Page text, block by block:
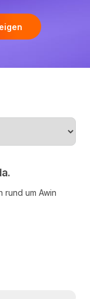
rund um Awin